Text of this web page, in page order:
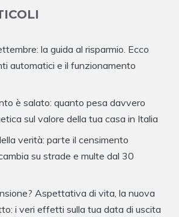
la guida al risparmio. Ecco
automatici e il funzionamento
è salato: quanto pesa davvero
sul valore della tua casa in Italia
verità: parte il censimento
su strade e multe dal 30
Aspettativa di vita, la nuova
i veri effetti sulla tua data di uscita